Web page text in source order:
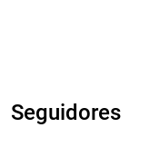
Seguidores